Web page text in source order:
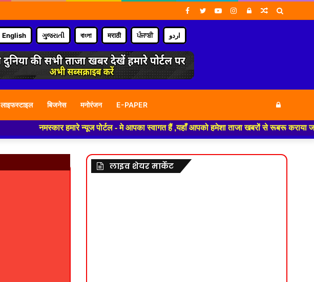
Random
Log
Instagram
YouTube
Twitter
Facebook
English ગુજરાતી বাংলা मराठी ਪੰਜਾਬੀ اردو
लाइफस्टाइल बिजनेस मनोरंजन E-PAPER Log
In
नमस्कार हमारे न्यूज पोर्टल - मे आपका स्वागत हैं ,यहाँ आपको हमेशा ताजा खबरों से रूबरू कराया जाएगा
लाइव शेयर मार्केट